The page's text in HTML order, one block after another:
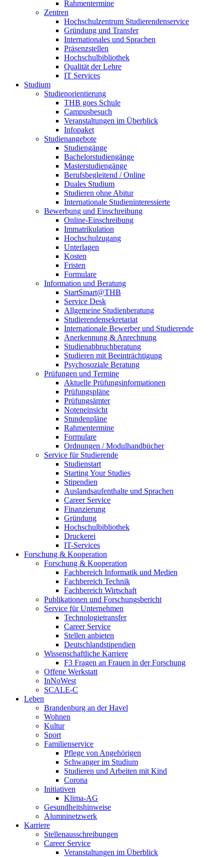
Rahmentermine
Zentren
Hochschulzentrum Studierendenservice
Gründung und Transfer
Internationales und Sprachen
Präsenzstellen
Hochschulbibliothek
Qualität der Lehre
IT Services
Studium
Studienorientierung
THB goes Schule
Campusbesuch
Veranstaltungen im Überblick
Infopaket
Studienangebote
Studiengänge
Bachelorstudiengänge
Masterstudiengänge
Berufsbegleitend / Online
Duales Studium
Studieren ohne Abitur
Internationale Studieninteressierte
Bewerbung und Einschreibung
Online-Einschreibung
Immatrikulation
Hochschulzugang
Unterlagen
Kosten
Fristen
Formulare
Information und Beratung
StartSmart@THB
Service Desk
Allgemeine Studienberatung
Studierendensekretariat
Internationale Bewerber und Studierende
Anerkennung & Anrechnung
Studienabbruchberatung
Studieren mit Beeinträchtigung
Psychosoziale Beratung
Prüfungen und Termine
Aktuelle Prüfungsinformationen
Prüfungspläne
Prüfungsämter
Noteneinsicht
Stundenpläne
Rahmentermine
Formulare
Ordnungen / Modulhandbücher
Service für Studierende
Studienstart
Starting Your Studies
Stipendien
Auslandsaufenthalte und Sprachen
Career Service
Finanzierung
Gründung
Hochschulbibliothek
Druckerei
IT-Services
Forschung & Kooperation
Forschung & Kooperation
Fachbereich Informatik und Medien
Fachbereich Technik
Fachbereich Wirtschaft
Publikationen und Forschungsbericht
Service für Unternehmen
Technologietransfer
Career Service
Stellen anbieten
Deutschlandstipendien
Wissenschaftliche Karriere
F3 Fragen an Frauen in der Forschung
Offene Werkstatt
InNoWest
SCALE-C
Leben
Brandenburg an der Havel
Wohnen
Kultur
Sport
Familienservice
Pflege von Angehörigen
Schwanger im Studium
Studieren und Arbeiten mit Kind
Corona
Initiativen
Klima-AG
Gesundheitshinweise
Alumninetzwerk
Karriere
Stellenausschreibungen
Career Service
Veranstaltungen im Überblick